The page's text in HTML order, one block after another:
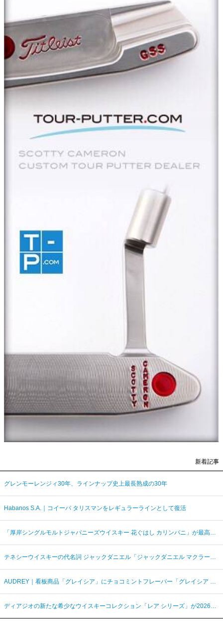
新着記事
グレンモーレンジィ30年、ラインナップ史上最長熟成の30年
Habanos S.A.｜コイーバ タリスマンをレギュラーラインとして復活